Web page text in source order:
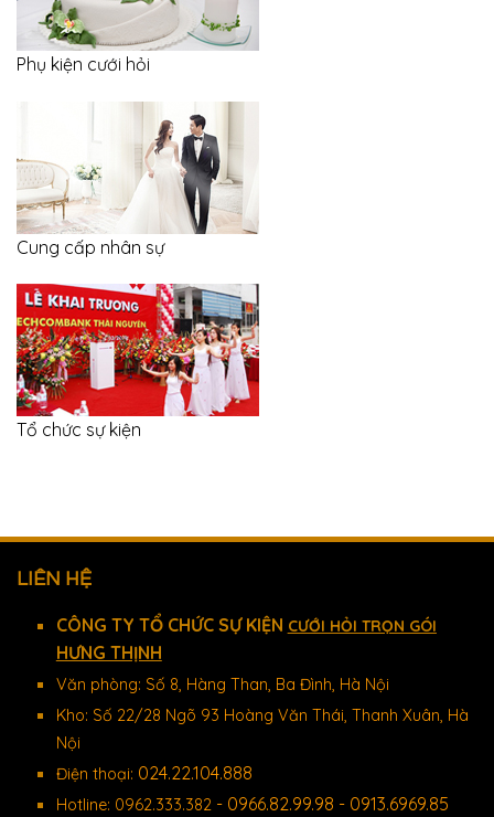
Phụ kiện cưới hỏi
Cung cấp nhân sự
Tổ chức sự kiện
LIÊN HỆ
CÔNG TY TỔ CHỨC SỰ KIỆN CƯỚI HỎI TRỌN GÓI
HƯNG THỊNH
Văn phòng: Số 8, Hàng Than, Ba Đình, Hà Nội
Kho: Số 22/28 Ngõ 93 Hoàng Văn Thái, Thanh Xuân, Hà
Nội
Điện thoại: 024.22.104.888
Hotline: 0962.333.382 - 0966.82.99.98 - 0913.6969.85